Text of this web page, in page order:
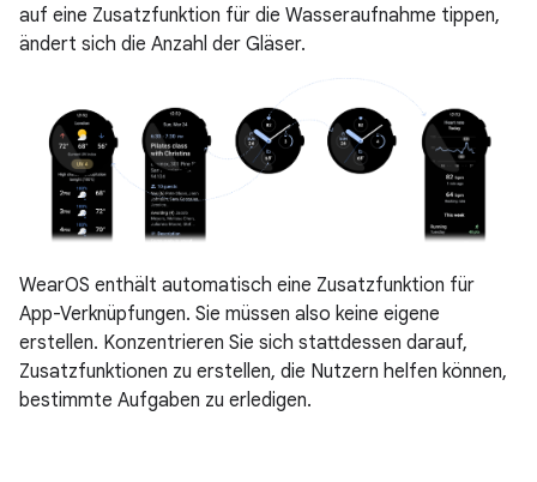
auf eine Zusatzfunktion für die Wasseraufnahme tippen,
ändert sich die Anzahl der Gläser.
WearOS enthält automatisch eine Zusatzfunktion für
App-Verknüpfungen. Sie müssen also keine eigene
erstellen. Konzentrieren Sie sich stattdessen darauf,
Zusatzfunktionen zu erstellen, die Nutzern helfen können,
bestimmte Aufgaben zu erledigen.